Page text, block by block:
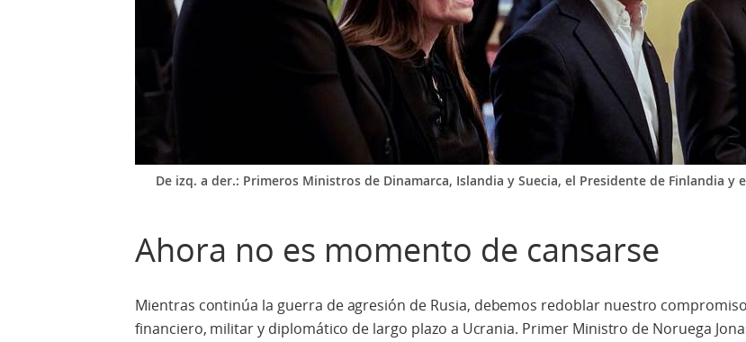
De izq. a der.: Primeros Ministros de Dinamarca, Islandia y Suecia, el Presidente de Finlandia
Ahora no es momento de cansarse
Mientras continúa la guerra de agresión de Rusia, debemos redoblar nuestro
financiero, militar y diplomático de largo plazo a Ucrania. Primer Ministro de Noruega